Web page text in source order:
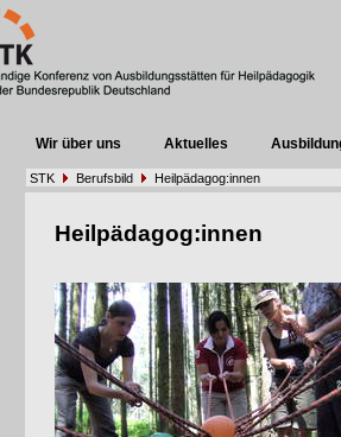
Wir über uns Aktuelles
STK Berufsbild Heilpädagog:innen
Heilpädagog:innen